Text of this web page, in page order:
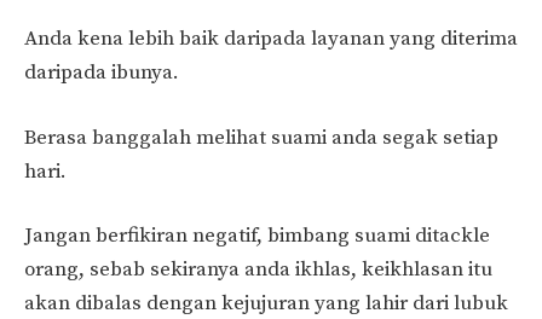
Anda kena lebih baik daripada layanan yang diterima
daripada ibunya.
Berasa banggalah melihat suami anda segak setiap
hari.
Jangan berfikiran negatif, bimbang suami ditackle
orang, sebab sekiranya anda ikhlas, keikhlasan itu
akan dibalas dengan kejujuran yang lahir dari lubuk